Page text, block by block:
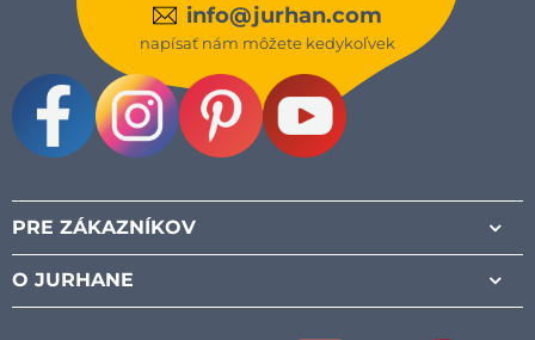
info@jurhan.com
napísať nám môžete kedykoľvek
PRE ZÁKAZNÍKOV
O JURHANE